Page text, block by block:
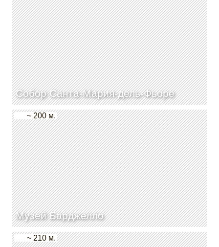
Собор Санта-Мария-дель-Фьоре
Музей Барджелло
~ 200 м.
~ 210 м.